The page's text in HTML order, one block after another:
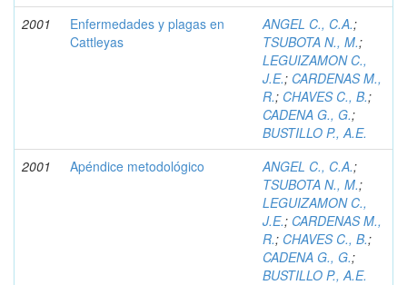
2001
Enfermedades y plagas en
Cattleyas
ANGEL C., C.A.;
TSUBOTA N., M.;
LEGUIZAMON C.,
J.E.; CARDENAS M.,
R.; CHAVES C., B.;
CADENA G., G.;
BUSTILLO P., A.E.
2001
Apéndice metodológico ANGEL C., C.A.;
TSUBOTA N., M.;
LEGUIZAMON C.,
J.E.; CARDENAS M.,
R.; CHAVES C., B.;
CADENA G., G.;
BUSTILLO P., A.E.